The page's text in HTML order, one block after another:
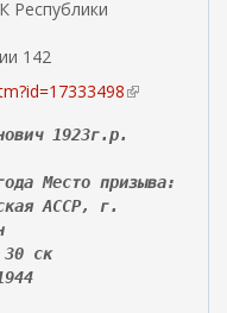
Республики
142
(
ш
1923г.р.
Место призыва:
АССР, г.
30 ск